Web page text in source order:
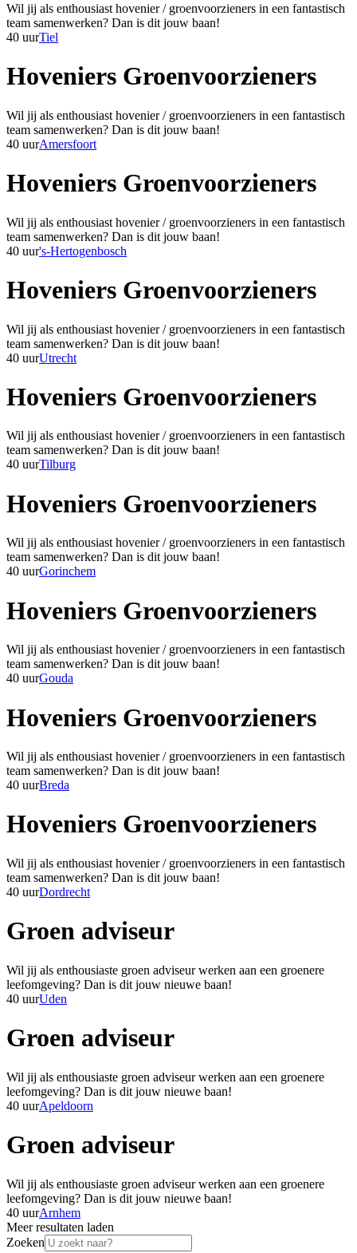
Wil jij als enthousiast hovenier / groenvoorzieners in een fantastisch
team samenwerken? Dan is dit jouw baan!
40 uurTiel
Hoveniers Groenvoorzieners
Wil jij als enthousiast hovenier / groenvoorzieners in een fantastisch
team samenwerken? Dan is dit jouw baan!
40 uurAmersfoort
Hoveniers Groenvoorzieners
Wil jij als enthousiast hovenier / groenvoorzieners in een fantastisch
team samenwerken? Dan is dit jouw baan!
40 uur's-Hertogenbosch
Hoveniers Groenvoorzieners
Wil jij als enthousiast hovenier / groenvoorzieners in een fantastisch
team samenwerken? Dan is dit jouw baan!
40 uurUtrecht
Hoveniers Groenvoorzieners
Wil jij als enthousiast hovenier / groenvoorzieners in een fantastisch
team samenwerken? Dan is dit jouw baan!
40 uurTilburg
Hoveniers Groenvoorzieners
Wil jij als enthousiast hovenier / groenvoorzieners in een fantastisch
team samenwerken? Dan is dit jouw baan!
40 uurGorinchem
Hoveniers Groenvoorzieners
Wil jij als enthousiast hovenier / groenvoorzieners in een fantastisch
team samenwerken? Dan is dit jouw baan!
40 uurGouda
Hoveniers Groenvoorzieners
Wil jij als enthousiast hovenier / groenvoorzieners in een fantastisch
team samenwerken? Dan is dit jouw baan!
40 uurBreda
Hoveniers Groenvoorzieners
Wil jij als enthousiast hovenier / groenvoorzieners in een fantastisch
team samenwerken? Dan is dit jouw baan!
40 uurDordrecht
Groen adviseur
Wil jij als enthousiaste groen adviseur werken aan een groenere
leefomgeving? Dan is dit jouw nieuwe baan!
40 uurUden
Groen adviseur
Wil jij als enthousiaste groen adviseur werken aan een groenere
leefomgeving? Dan is dit jouw nieuwe baan!
40 uurApeldoorn
Groen adviseur
Wil jij als enthousiaste groen adviseur werken aan een groenere
leefomgeving? Dan is dit jouw nieuwe baan!
40 uurArnhem
Meer resultaten laden
Zoeken